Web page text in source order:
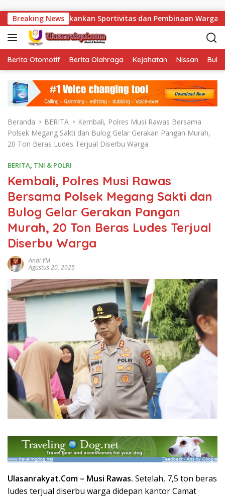
Breaking News
Tekankan Sportivitas dan Pembinaan Warga Binaan.
Berita Otomotif Berita Olahraga Kejahatan Nissan
Beranda BERITA
Kembali, Polres Musi Rawas Bersama
Polsek Megang Sakti dan Bulog Gelar Gerakan Pangan Murah,
20 Ton Beras Ludes Terjual Diserbu Warga
BERITA, TNI & POLRI
Kembali, Polres Musi Rawas
Bersama Polsek Megang Sakti dan
Bulog Gelar Gerakan Pangan
Murah, 20 Ton Beras Ludes Terjual
Diserbu Warga
Andi YM
Agustus 20, 2025
Ulasanrakyat.Com – Musi Rawas. Setelah, 7,5 ton beras
ludes terjual diserbu warga didepan kantor Camat